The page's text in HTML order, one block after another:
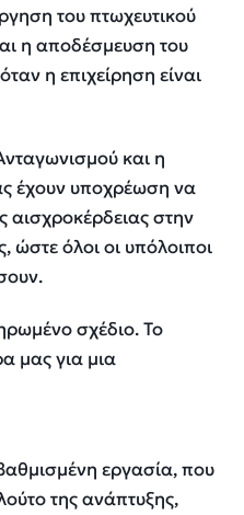
του πτωχευτικού
η αποδέσμευση του
η επιχείρηση είναι
και η
έχουν υποχρέωση να
αισχροκέρδειας στην
ώστε όλοι οι υπόλοιποι
σχέδιο. Το
μας για μια
εργασία, που
της ανάπτυξης,